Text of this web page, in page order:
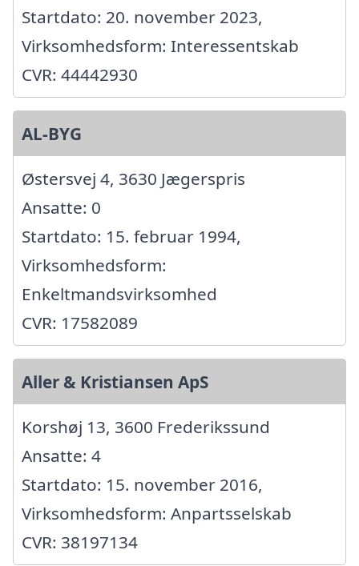
Startdato: 20. november 2023,
Virksomhedsform: Interessentskab
CVR: 44442930
AL-BYG
Østersvej 4, 3630 Jægerspris
Ansatte: 0
Startdato: 15. februar 1994,
Virksomhedsform:
Enkeltmandsvirksomhed
CVR: 17582089
Aller & Kristiansen ApS
Korshøj 13, 3600 Frederikssund
Ansatte: 4
Startdato: 15. november 2016,
Virksomhedsform: Anpartsselskab
CVR: 38197134